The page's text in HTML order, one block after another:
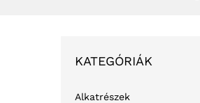
KATEGÓRIÁK
Alkatrészek